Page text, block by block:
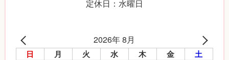
定休日：水曜日
2026年 8月
日 月 火 水 木 金 土